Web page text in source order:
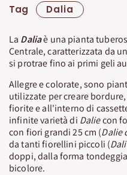
Tag Dalia
La Daliaè una pianta
Centrale, caratterizzata da
si protrae fino ai primi geli
Allegre e colorate, sono
utilizzate per creare
fiorite e all'interno di
infinite varietà di Daliecon
con fiori grandi 25 cm (Dalie
da tanti fiorellini piccoli (
doppi, dalla forma
bicolore.